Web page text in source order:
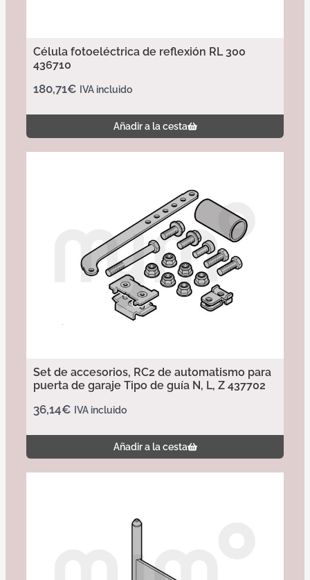
Célula fotoeléctrica de reflexión RL 300
436710
180,71€ IVA incluido
Añadir a la cesta
Set de accesorios, RC2 de automatismo para
puerta de garaje Tipo de guía N, L, Z 437702
36,14€ IVA incluido
Añadir a la cesta